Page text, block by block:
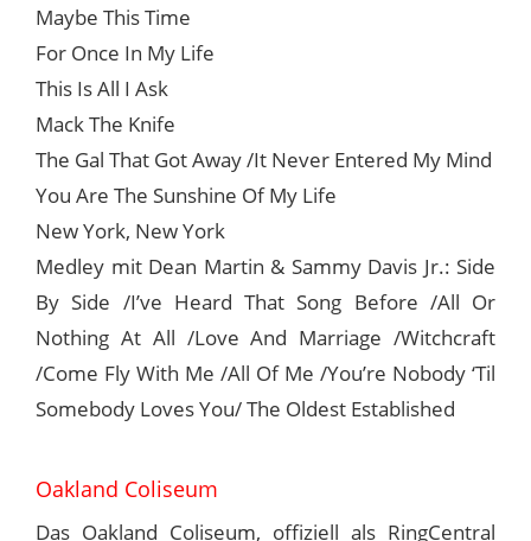
Maybe This Time
For Once In My Life
This Is All I Ask
Mack The Knife
The Gal That Got Away /It Never Entered My Mind
You Are The Sunshine Of My Life
New York, New York
Medley mit Dean Martin & Sammy Davis Jr.: Side
By Side /I’ve Heard That Song Before /All Or
Nothing At All /Love And Marriage /Witchcraft
/Come Fly With Me /All Of Me /You’re Nobody ‘Til
Somebody Loves You/ The Oldest Established
Oakland Coliseum
Das Oakland Coliseum, offiziell als RingCentral